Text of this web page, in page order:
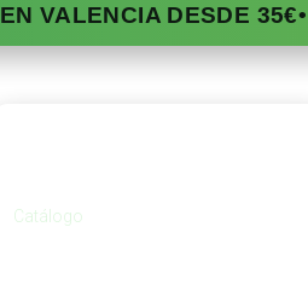
VALENCIA DESDE 35€•
Catálogo